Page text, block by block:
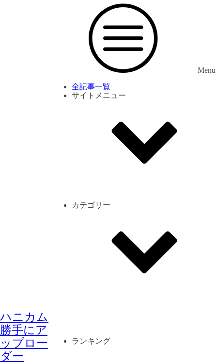
ハニカム
勝手にア
ップロー
ダー
Menu
全記事一覧
サイトメニュー
カテゴリー
ランキング